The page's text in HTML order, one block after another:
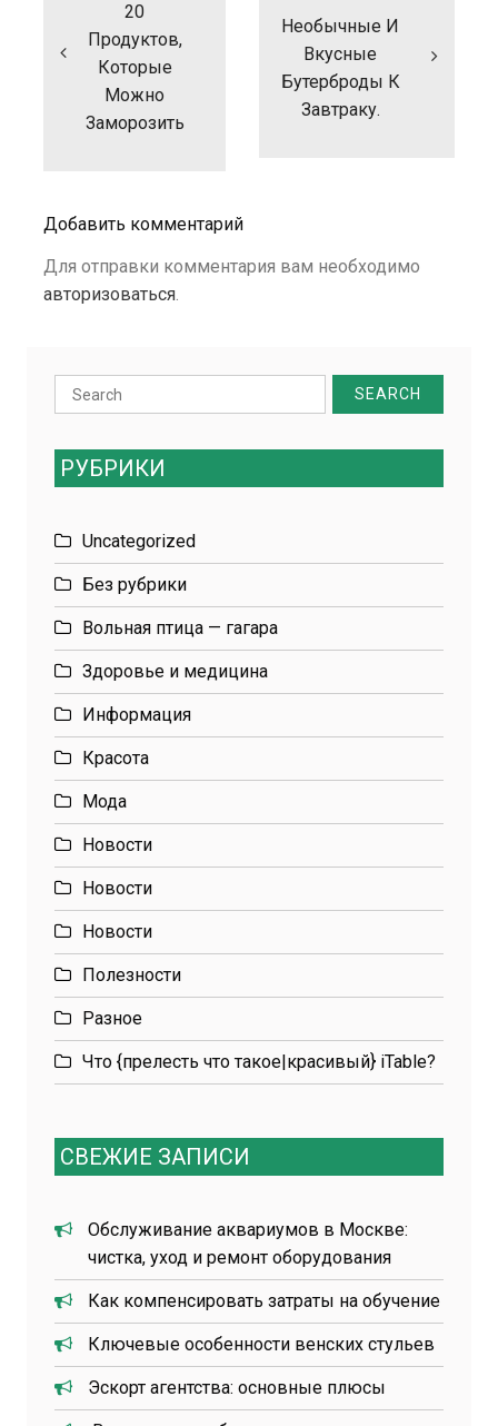
20
Продуктов,
Которые
Можно
Заморозить
Необычные И
Вкусные
Бутерброды К
Завтраку.
Добавить комментарий
Для отправки комментария вам необходимо
авторизоваться.
Search
for:
РУБРИКИ
Uncategorized
Без рубрики
Вольная птица — гагара
Здоровье и медицина
Информация
Красота
Мода
Новости
Новости
Новости
Полезности
Разное
Что {прелесть что такое|красивый} iTable?
СВЕЖИЕ ЗАПИСИ
Обслуживание аквариумов в Москве:
чистка, уход и ремонт оборудования
Как компенсировать затраты на обучение
Ключевые особенности венских стульев
Эскорт агентства: основные плюсы